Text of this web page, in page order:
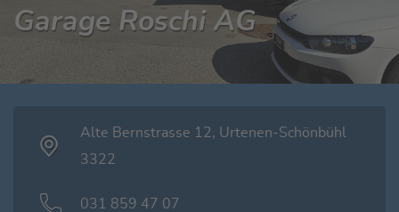
Garage Roschi AG
Alte Bernstrasse 12, Urtenen-Schönbühl
3322
031 859 47 07